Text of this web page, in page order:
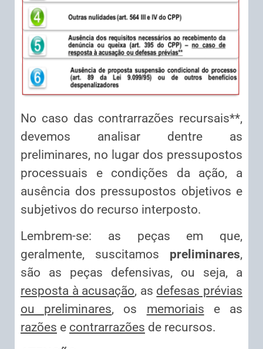
No caso das contrarrazões recursais**,
devemos analisar dentre as
preliminares, no lugar dos pressupostos
processuais e condições da ação, a
ausência dos pressupostos objetivos e
subjetivos do recurso interposto.
Lembrem-se: as peças em que,
geralmente, suscitamos preliminares,
são as peças defensivas, ou seja, a
resposta à acusação, as defesas prévias
ou preliminares, os memoriais e as
razões e contrarrazões de recursos.